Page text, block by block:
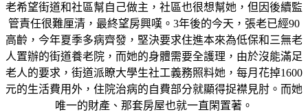
老希望街道和社區幫自己做主，社區也很想幫她，但因後續監
管責任很難厘清，最終望房興嘆。3年後的今天，張老已經90
高齡，今年夏季多病齊發，堅決要求住進本來為低保和三無老
人置辦的街道養老院，而她的身體需要全護理，由於沒能滿足
老人的要求，街道派瞭大學生社工義務照料她，每月花掉1600
元的生活費用外，住院治病的自費部分就顯得捉襟見肘。而她
唯一的財產、那套房屋也就一直閑置著。